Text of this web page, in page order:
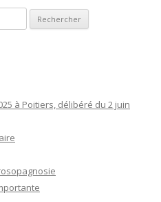
à Poitiers, délibéré du 2 juin